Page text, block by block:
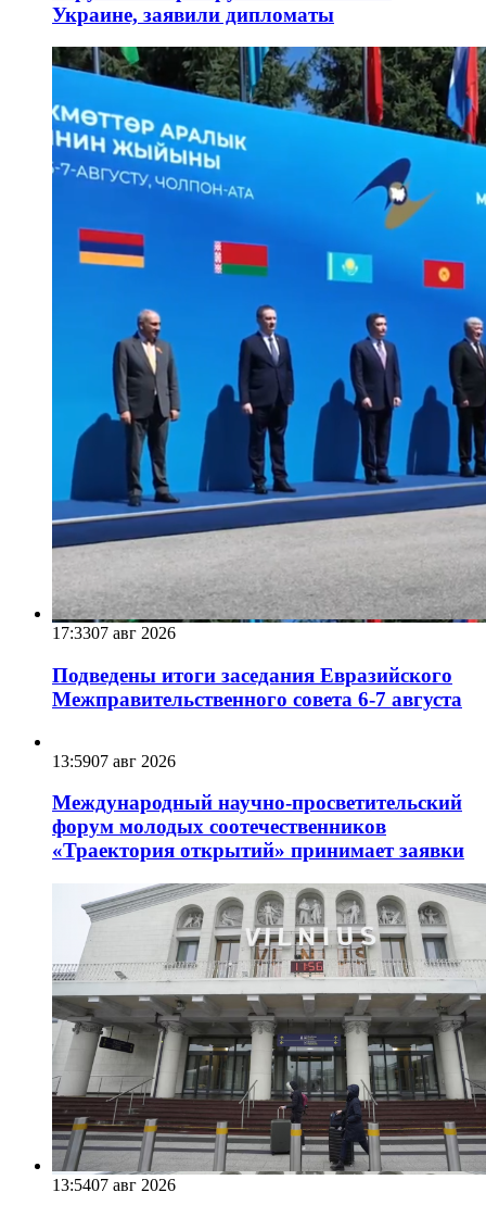
Украине, заявили дипломаты
17:3307 авг 2026
Подведены итоги заседания Евразийского
Межправительственного совета 6-7 августа
13:5907 авг 2026
Международный научно-просветительский
форум молодых соотечественников
«Траектория открытий» принимает заявки
13:5407 авг 2026